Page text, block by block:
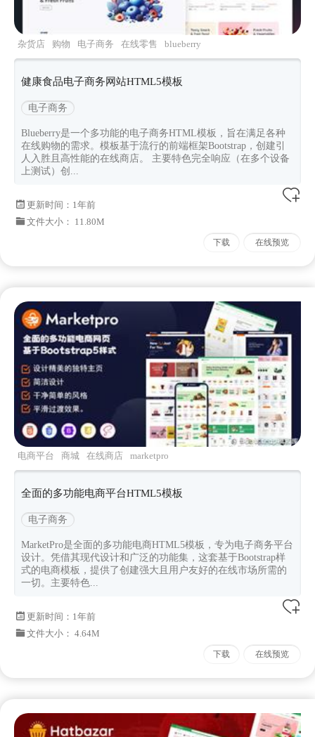
杂货店 购物 电子商务 在线零售 blueberry
健康食品电子商务网站HTML5模板
电子商务
Blueberry是一个多功能的电子商务HTML模板，旨在满足各种
在线购物的需求。模板基于流行的前端框架Bootstrap，创建引
人入胜且高性能的在线商店。 主要特色完全响应（在多个设备
上测试）创...
更新时间： 1年前
文件大小： 11.80M
下载 在线预览
电商平台 商城 在线商店 marketpro
全面的多功能电商平台HTML5模板
电子商务
MarketPro是全面的多功能电商HTML5模板，专为电子商务平台
设计。凭借其现代设计和广泛的功能集，这套基于Bootstrap样
式的电商模板，提供了创建强大且用户友好的在线市场所需的
一切。主要特色...
更新时间： 1年前
文件大小： 4.64M
下载 在线预览